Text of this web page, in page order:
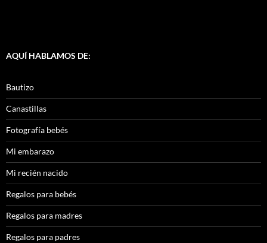
AQUÍ HABLAMOS DE:
Bautizo
Canastillas
Fotografía bebés
Mi embarazo
Mi recién nacido
Regalos para bebés
Regalos para madres
Regalos para padres